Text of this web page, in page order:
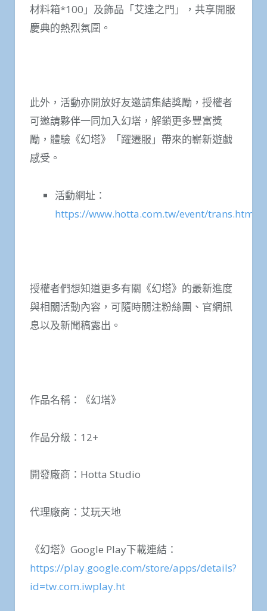
材料箱*100」及飾品「艾達之門」，共享開服
慶典的熱烈氛圍。
此外，活動亦開放好友邀請集結獎勵，授權者
可邀請夥伴一同加入幻塔，解鎖更多豐富獎
勵，體驗《幻塔》「躍遷服」帶來的嶄新遊戲
感受。
活動網址：
https://www.hotta.com.tw/event/trans.html
授權者們想知道更多有關《幻塔》的最新進度
與相關活動內容，可隨時關注粉絲團、官網訊
息以及新聞稿露出。
作品名稱：《幻塔》
作品分級：12+
開發廠商：Hotta Studio
代理廠商：艾玩天地
《幻塔》Google Play下載連結：
https://play.google.com/store/apps/details?
id=tw.com.iwplay.ht